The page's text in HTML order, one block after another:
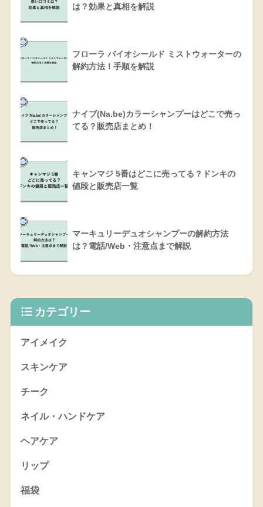
は？効果と真相を解説
フローラ バイオシールド ミストウォーターの
解約方法！手順を解説
ナイブ(Na.be)カラーシャンプーはどこで売っ
てる？販売店まとめ！
キャンマジ 5番はどこに売ってる？ドンキの
値段と販売店一覧
マーキュリーデュオシャンプーの解約方法
は？電話/Web・注意点まで解説
カテゴリー
アイメイク
スキンケア
チーク
ネイル・ハンドケア
ヘアケア
リップ
福袋